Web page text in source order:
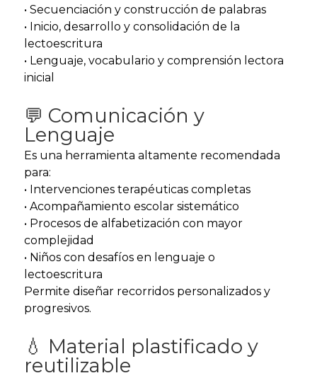
• Secuenciación y construcción de palabras
• Inicio, desarrollo y consolidación de la
lectoescritura
• Lenguaje, vocabulario y comprensión lectora
inicial
💬 Comunicación y
Lenguaje
Es una herramienta altamente recomendada
para:
• Intervenciones terapéuticas completas
• Acompañamiento escolar sistemático
• Procesos de alfabetización con mayor
complejidad
• Niños con desafíos en lenguaje o
lectoescritura
Permite diseñar recorridos personalizados y
progresivos.
💧 Material plastificado y
reutilizable